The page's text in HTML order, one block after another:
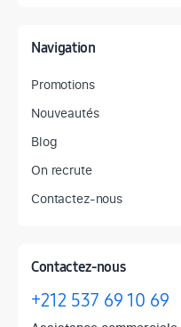
Navigation
Promotions
Nouveautés
Blog
On recrute
Contactez-nous
Contactez-nous
+212 537 69 10 69